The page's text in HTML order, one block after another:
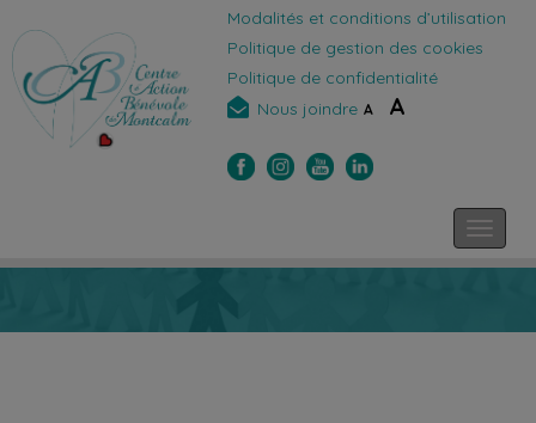
Modalités et conditions d’utilisation
Politique de gestion des cookies
Politique de confidentialité
Nous joindre A A